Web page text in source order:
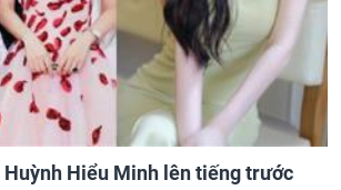
Hiểu Minh lên tiếng trước